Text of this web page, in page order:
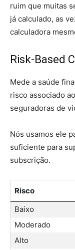
ruim que muitas
já calculado, as
calculadora
Risk-Based
Mede a saúde
risco associado
seguradoras de
Nós usamos ele
suficiente para
subscrição.
Risco
Baixo
Moderado
Alto